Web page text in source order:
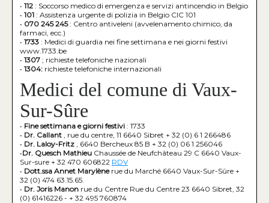
• 112 : Soccorso medico di emergenza e servizi antincendio in Belgio
• 101 : Assistenza urgente di polizia in Belgio CIC 101
• 070 245 245: Centro antiveleni (avvelenamento chimico, da
farmaci, ecc.)
• 1733 : Medici di guardia nei fine settimana e nei giorni festivi
www.1733.be
• 1307 ; richieste telefoniche nazionali
• 1304: richieste telefoniche internazionali
Medici del comune di Vaux-
Sur-Sûre
• Fine settimana e giorni festivi : 1733
• Dr. Callant , rue du centre, 11 6640 Sibret + 32 (0) 6 1 266486
• Dr. Laloy-Fritz , 6640 Bercheux 85 B + 32 (0) 06 1 256046
•Dr. Quesch Mathieu Chaussée de Neufchâteau 29 C 6640 Vaux-
Sur-sure + 32 470 606822 RDV
• Dott.ssa Annet Marylènerue du Marché 6640 Vaux-Sur-Sûre +
32 (0) 474 63.15.65.
• Dr. Joris Manon rue du Centre Rue du Centre 23 6640 Sibret, 32
(0) 61416226 - + 32 495 760874